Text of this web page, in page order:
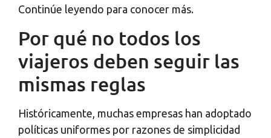
Continúe leyendo para conocer más.
Por qué no todos los
viajeros deben seguir las
mismas reglas
Históricamente, muchas empresas han adoptado
políticas uniformes por razones de simplicidad